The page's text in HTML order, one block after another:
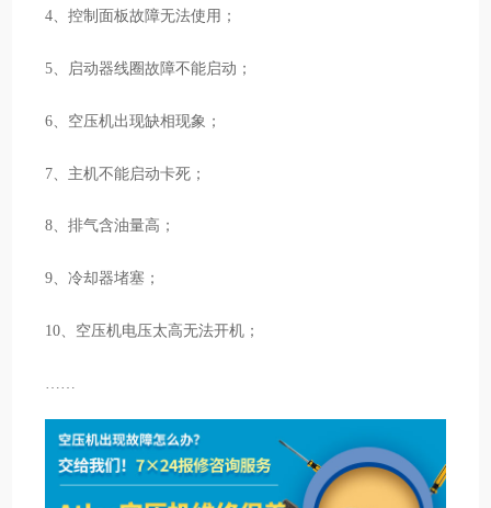
4、控制面板故障无法使用；
5、启动器线圈故障不能启动；
6、空压机出现缺相现象；
7、主机不能启动卡死；
8、排气含油量高；
9、冷却器堵塞；
10、空压机电压太高无法开机；